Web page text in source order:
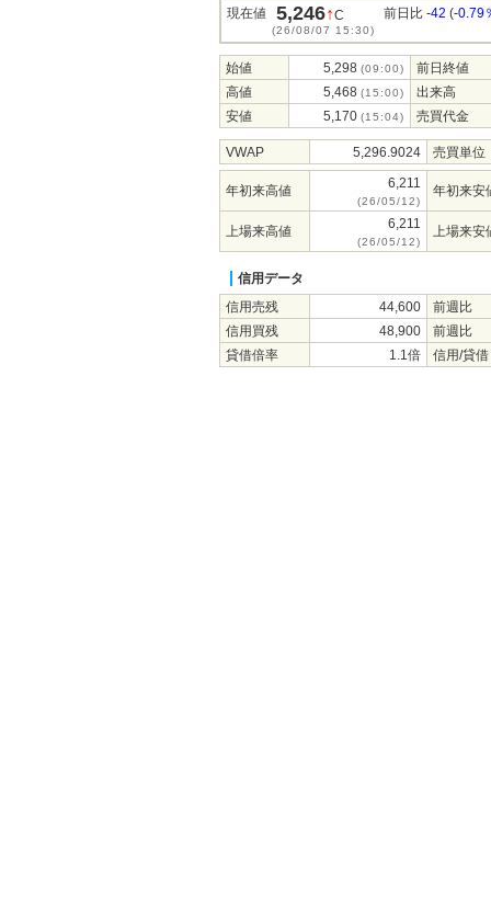
現在値 5,246↑C
(26/08/07 15:30)
前日比 -42 (-0.79
始値 5,298 (09:00)
前日終値
高値
5,468 (15:00)
出来高
安値
5,170 (15:04) 売買代金
VWAP 5,296.9024 売買単位
年初来高値 6,211
(26/05/12)
年初来安
上場来高値 6,211
(26/05/12)
上場来安
信用データ
信用売残
44,600
前週比
信用買残
48,900
前週比
貸借倍率
1.1倍 信用/貸借